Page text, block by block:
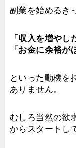
副業を始めるき
「収入を増やし
「お金に余裕が
といった動機を
ありません。
むしろ当然の欲
からスタートし